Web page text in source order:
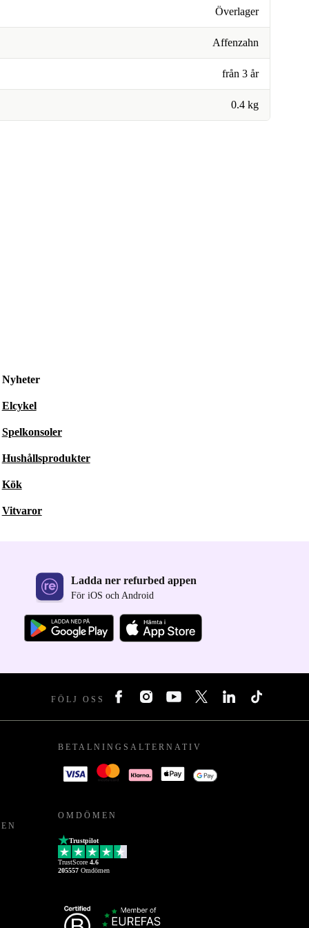
Överlager
Affenzahn
från 3 år
0.4 kg
Nyheter
Elcykel
Spelkonsoler
Hushållsprodukter
Kök
Vitvaror
Ladda ner refurbed appen
För iOS och Android
FÖLJ OSS
BETALNINGSALTERNATIV
OMDÖMEN
Trustpilot
TrustScore 4.6
205557 Omdömen